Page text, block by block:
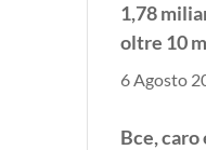
1,78
oltre 10
6 Agosto
Bce, caro